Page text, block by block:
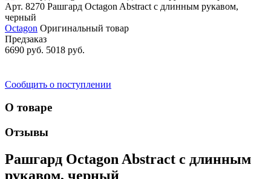
Арт. 8270 Рашгард Octagon Abstract с длинным рукавом,
черный
Octagon Оригинальный товар
Предзаказ
6690 руб. 5018 руб.
Сообщить о поступлении
О товаре
Отзывы
Рашгард Octagon Abstract с длинным
рукавом, черный